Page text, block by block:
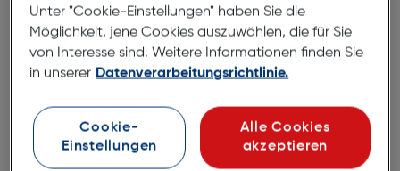
51mm
150mm
Unter "Cookie-Einstellungen" haben Sie die
Möglichkeit, jene Cookies auszuwählen, die für Sie
von Interesse sind. Weitere Informationen finden Sie
in unserer Datenverarbeitungsrichtlinie.
Cookie-
Einstellungen
Alle Cookies
akzeptieren